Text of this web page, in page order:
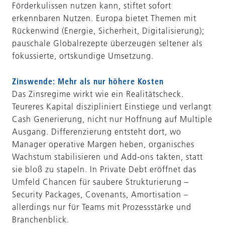
Förderkulissen nutzen kann, stiftet sofort
erkennbaren Nutzen. Europa bietet Themen mit
Rückenwind (Energie, Sicherheit, Digitalisierung);
pauschale Globalrezepte überzeugen seltener als
fokussierte, ortskundige Umsetzung.
Zinswende: Mehr als nur höhere Kosten
Das Zinsregime wirkt wie ein Realitätscheck.
Teureres Kapital diszipliniert Einstiege und verlangt
Cash Generierung, nicht nur Hoffnung auf Multiple
Ausgang. Differenzierung entsteht dort, wo
Manager operative Margen heben, organisches
Wachstum stabilisieren und Add-ons takten, statt
sie bloß zu stapeln. In Private Debt eröffnet das
Umfeld Chancen für saubere Strukturierung –
Security Packages, Covenants, Amortisation –
allerdings nur für Teams mit Prozessstärke und
Branchenblick.